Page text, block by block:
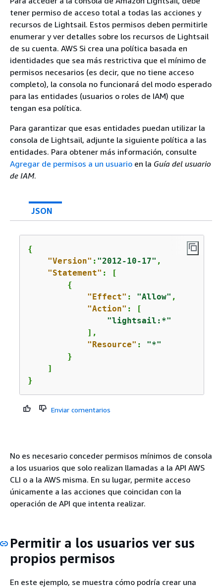
tener permiso de acceso total a todas las acciones y
recursos de Lightsail. Estos permisos deben permitirle
enumerar y ver detalles sobre los recursos de Lightsail
de su cuenta. AWS Si crea una política basada en
identidades que sea más restrictiva que el mínimo de
permisos necesarios (es decir, que no tiene acceso
completo), la consola no funcionará del modo esperado
para las entidades (usuarios o roles de IAM) que
tengan esa política.
Para garantizar que esas entidades puedan utilizar la
consola de Lightsail, adjunte la siguiente política a las
entidades. Para obtener más información, consulte
Agregar de permisos a un usuario en la Guía del usuario
de IAM.
JSON
{
"Version" : "2012-10-17" ,
"Statement" : [
{
"Effect" : "Allow" ,
"Action" : [
"lightsail:*"
            ],
"Resource" : "*"
        }
    ]
}
Enviar comentarios
No es necesario conceder permisos mínimos de consola
a los usuarios que solo realizan llamadas a la API AWS
CLI o a la AWS misma. En su lugar, permite acceso
únicamente a las acciones que coincidan con la
operación de API que intenta realizar.
Permitir a los usuarios ver sus
propios permisos
En este ejemplo, se muestra cómo podría crear una